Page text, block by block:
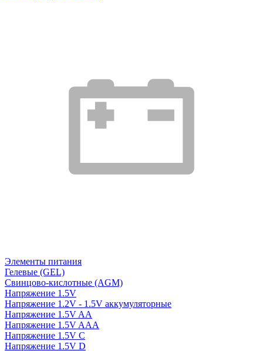
Элементы питания
Гелевые (GEL)
Свинцово-кислотные (AGM)
Напряжение 1.5V
Напряжение 1.2V - 1.5V аккумуляторные
Напряжение 1.5V AA
Напряжение 1.5V AAA
Напряжение 1.5V C
Напряжение 1.5V D